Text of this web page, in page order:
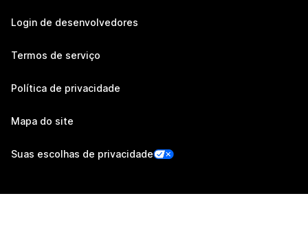
Login de desenvolvedores
Termos de serviço
Política de privacidade
Mapa do site
Suas escolhas de privacidade